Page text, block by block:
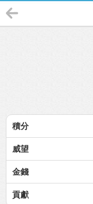
積分
威望
金錢
貢獻